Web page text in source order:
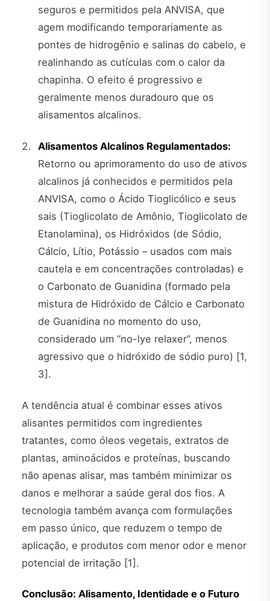
seguros e permitidos pela ANVISA, que
agem modificando temporariamente as
pontes de hidrogênio e salinas do cabelo, e
realinhando as cutículas com o calor da
chapinha. O efeito é progressivo e
geralmente menos duradouro que os
alisamentos alcalinos.
Alisamentos Alcalinos Regulamentados:
Retorno ou aprimoramento do uso de ativos
alcalinos já conhecidos e permitidos pela
ANVISA, como o Ácido Tioglicólico e seus
sais (Tioglicolato de Amônio, Tioglicolato de
Etanolamina), os Hidróxidos (de Sódio,
Cálcio, Lítio, Potássio – usados com mais
cautela e em concentrações controladas) e
o Carbonato de Guanidina (formado pela
mistura de Hidróxido de Cálcio e Carbonato
de Guanidina no momento do uso,
considerado um “no-lye relaxer”, menos
agressivo que o hidróxido de sódio puro) [1,
3].
A tendência atual é combinar esses ativos
alisantes permitidos com ingredientes
tratantes, como óleos vegetais, extratos de
plantas, aminoácidos e proteínas, buscando
não apenas alisar, mas também minimizar os
danos e melhorar a saúde geral dos fios. A
tecnologia também avança com formulações
em passo único, que reduzem o tempo de
aplicação, e produtos com menor odor e menor
potencial de irritação [1].
Conclusão: Alisamento, Identidade e o Futuro